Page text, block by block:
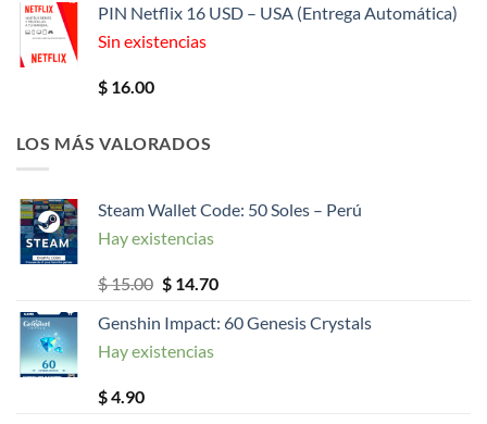
PIN Netflix 16 USD – USA (Entrega Automática)
Sin existencias
$ 16.00
LOS MÁS VALORADOS
Steam Wallet Code: 50 Soles – Perú
Hay existencias
$15.00 El
original
era:
$14.70El
actual
Genshin Impact: 60 Genesis Crystals
Hay existencias
$4.90